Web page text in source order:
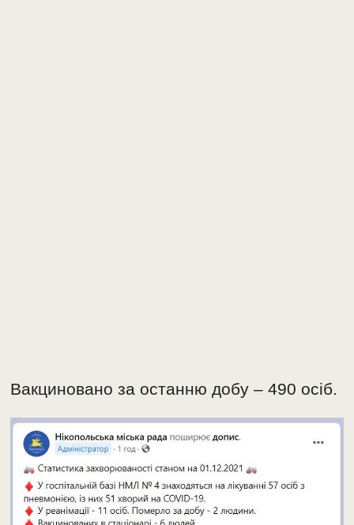
Вакциновано за останню добу – 490 осіб.